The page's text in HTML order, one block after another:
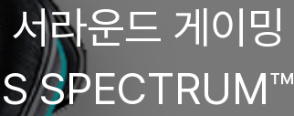
라운드 게이밍
SPECTRUM™